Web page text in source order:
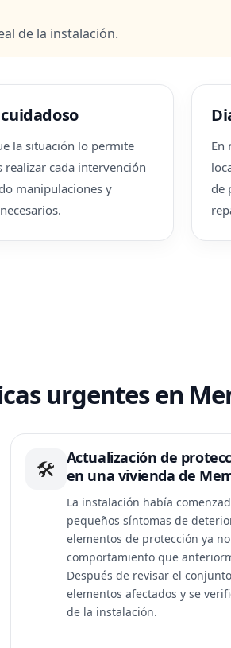
de la instalación.
la situación lo permite
realizar cada intervención
manipulaciones y
En
de
urgentes en
🛠
Actualización de
en una vivienda de
La instalación había
pequeños síntomas de
elementos de protección ya
comportamiento que
Después de revisar el
elementos afectados y se
de la instalación.